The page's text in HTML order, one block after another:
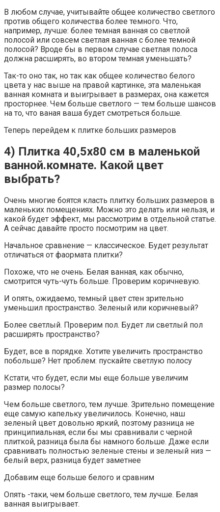
В любом случае, учитывайте общее количество светлого
против общего количества более темного. Что,
например, лучше: более темная ванная со светлой
полосой или совсем светлая ванная с более темной
полосой? Вроде бы в первом случае светлая полоса
должна расширять, во втором темная уменьшать?
Так-то оно так, но так как общее количество белого
цвета у нас выше на правой картинке, эта маленькая
ванная комната и выигрывает в размерах, она кажется
просторнее. Чем больше светлого — тем больше шансов
на то, что ваная ваша будет смотреться больше.
Теперь перейдем к плитке больших размеров
4) Плитка 40,5х80 см в маленькой
ванной.комнате. Какой цвет
выбрать?
Очень многие боятся класть плитку больших размеров в
маленьких помещениях. Можно это делать или нельзя, и
какой будет эффект, мы рассмотрим в отдельной статье.
А сейчас давайте просто посмотрим на цвет.
Начальное сравнение — классическое. Будет результат
отличаться от фаормата плитки?
Похоже, что не очень. Белая ванная, как обычно,
смотрится чуть-чуть больше. Проверим коричневую.
И опять, ожидаемо, темный цвет стен зрительно
уменьшил пространство. Зеленый или коричневый?
Более светлый. Проверим пол. Будет ли светлый пол
расширять пространство?
Будет, все в порядке. Хотите увеличить пространство
побольше? Нет проблем: пускайте светлую полосу
Кстати, что будет, если мы еще больше увеличим
размер полосы?
Чем больше светлого, тем лучше. Зрительно помещение
еще самую капельку увеличилось. Конечно, наш
зеленый цвет довольно яркий, поэтому разница не
принципиальная, если бы мы сравнивали с черной
плиткой, разница была бы намного больше. Даже если
сравнивать полностью зеленые стены и зеленый низ —
белый верх, разница будет заметнее
Добавим еще больше белого и сравним
Опять -таки, чем больше светлого, тем лучше. Белая
ванная выигрывает.